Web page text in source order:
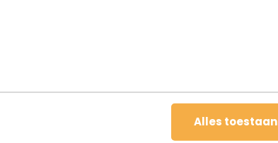
Alles toestaan
voor nieuws leren het komende jaar?
ook iets teruggeven. Door bijvoorbeeld
in een opvanghuis of handgemaakte
in een ecolodge in plaats van een all
J.).